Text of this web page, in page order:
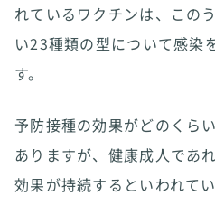
れているワクチンは、この
い23種類の型について感染
す。
予防接種の効果がどのくら
ありますが、健康成人であ
効果が持続するといわれてい